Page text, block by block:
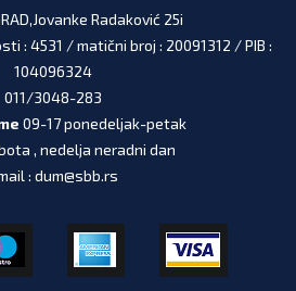
Radaković 25i
: 4531 / matični broj : 20091312 / PIB :
104096324
011/3048-283
09-17 ponedeljak-petak
, nedelja neradni dan
: dum@sbb.rs